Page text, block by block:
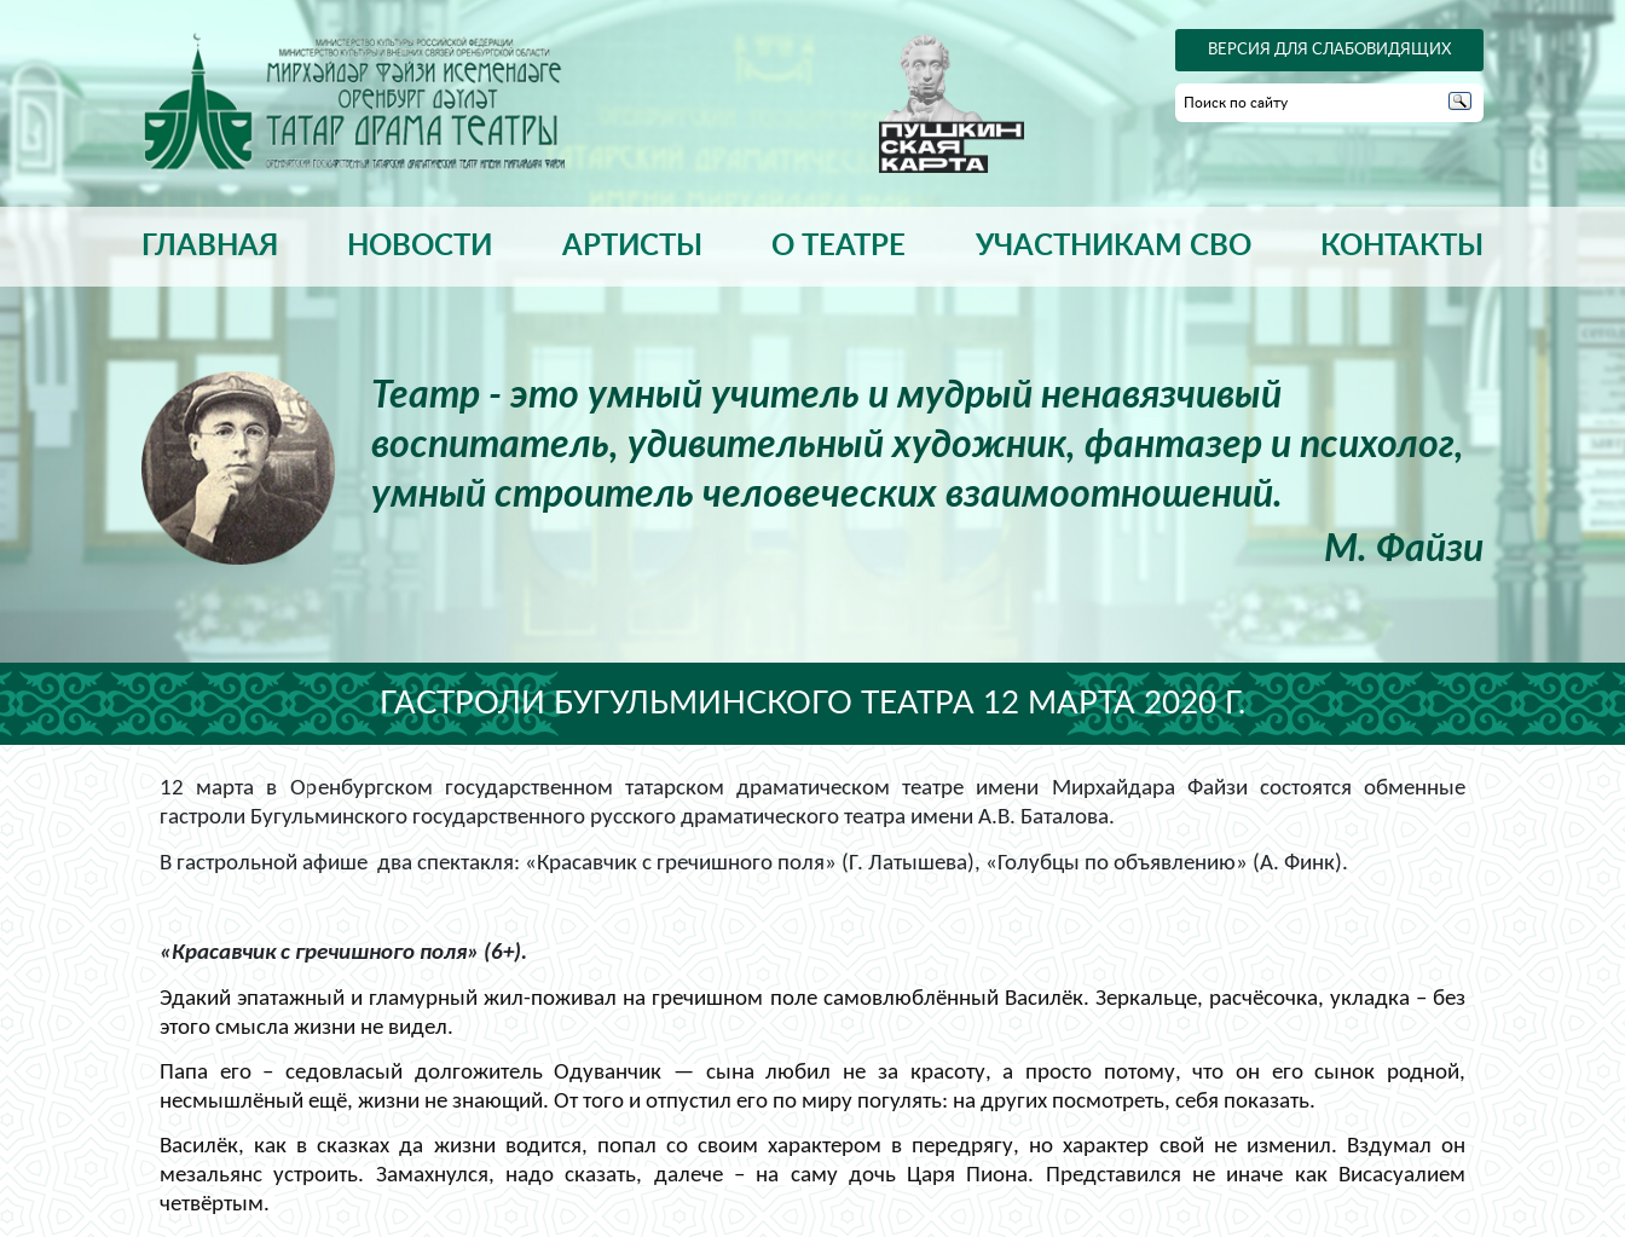
ВЕРСИЯ ДЛЯ СЛАБОВИДЯЩИХ
ГЛАВНАЯ НОВОСТИ АРТИСТЫ О ТЕАТРЕ УЧАСТНИКАМ СВО КОНТАКТЫ
Театр - это умный учитель и мудрый ненавязчивый
воспитатель, удивительный художник, фантазер и психолог,
умный строитель человеческих взаимоотношений.
М. Файзи
ГАСТРОЛИ БУГУЛЬМИНСКОГО ТЕАТРА 12 МАРТА 2020 Г.
12 марта в Оренбургском государственном татарском драматическом театре имени Мирхайдара Файзи состоятся обменные
гастроли Бугульминского государственного русского драматического театра имени А.В. Баталова.
В гастрольной афише два спектакля: «Красавчик с гречишного поля» (Г. Латышева), «Голубцы по объявлению» (А. Финк).
«Красавчик с гречишного поля» (6+).
Эдакий эпатажный и гламурный жил-поживал на гречишном поле самовлюблённый Василёк. Зеркальце, расчёсочка, укладка – без
этого смысла жизни не видел.
Папа его – седовласый долгожитель Одуванчик — сына любил не за красоту, а просто потому, что он его сынок родной,
несмышлёный ещё, жизни не знающий. От того и отпустил его по миру погулять: на других посмотреть, себя показать.
Василёк, как в сказках да жизни водится, попал со своим характером в передрягу, но характер свой не изменил. Вздумал он
мезальянс устроить. Замахнулся, надо сказать, далече – на саму дочь Царя Пиона. Представился не иначе как Висасуалием
четвёртым.